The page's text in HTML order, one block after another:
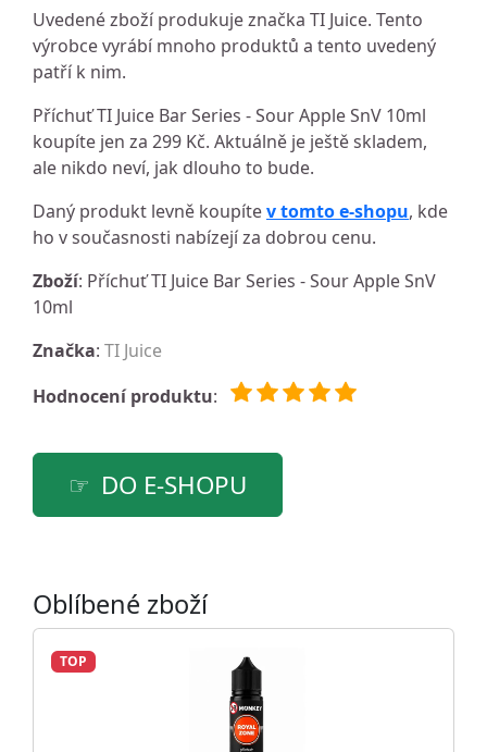
Uvedené zboží produkuje značka TI Juice. Tento
výrobce vyrábí mnoho produktů a tento uvedený
patří k nim.
Příchuť TI Juice Bar Series - Sour Apple SnV 10ml
koupíte jen za 299 Kč. Aktuálně je ještě skladem,
ale nikdo neví, jak dlouho to bude.
Daný produkt levně koupítev tomto e-shopu, kde
ho v současnosti nabízejí za dobrou cenu.
Zboží: Příchuť TI Juice Bar Series - Sour Apple SnV
10ml
Značka: TI Juice
Hodnocení produktu:
DO E-SHOPU
Oblíbené zboží
TOP